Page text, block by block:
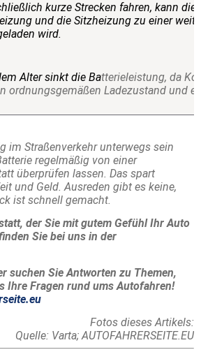
kurze Strecken fahren, kann
und die Sitzheizung zu einer
wird.
Alter sinkt die Batterieleistung, da
ordnungsgemäßen Ladezustand und
im Straßenverkehr unterwegs sein
regelmäßig von einer
überprüfen lassen. Das spart
und Geld. Ausreden gibt es keine,
ist schnell gemacht.
der Sie mit gutem Gefühl Ihr Auto
Sie bei uns in der
suchen Sie Antworten zu Themen,
Ihre Fragen rund ums Autofahren!
Fotos dieses Artikels:
Quelle: Varta; AUTOFAHRERSEITE.EU